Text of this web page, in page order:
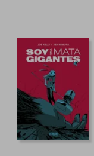
45%
dcto.